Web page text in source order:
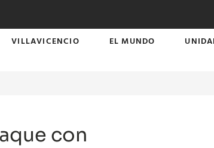
VILLAVICENCIO EL MUNDO
con